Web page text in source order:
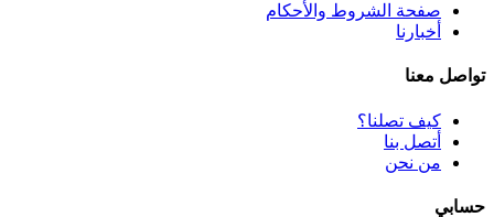
صفحة الشروط والأحكام
أخبارنا
تواصل معنا
كيف تصلنا؟
أتصل بنا
من نحن
حسابي